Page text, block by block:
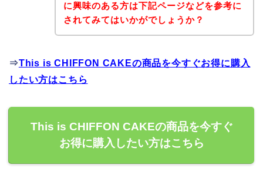
に興味のある方は下記ページなどを参考に
されてみてはいかがでしょうか？
⇒This is CHIFFON CAKEの商品を今すぐお得に購入
したい方はこちら
This is CHIFFON CAKEの商品を今すぐ
お得に購入したい方はこちら